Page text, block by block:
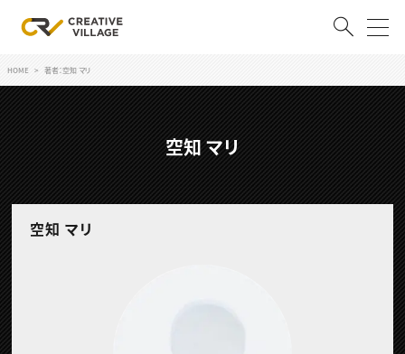
ACCOUNT
ログイン 会員登録
RECRUIT
クリエイター求人を探す
HOME 著者：空知 マリ
空知 マリ
空知 マリ